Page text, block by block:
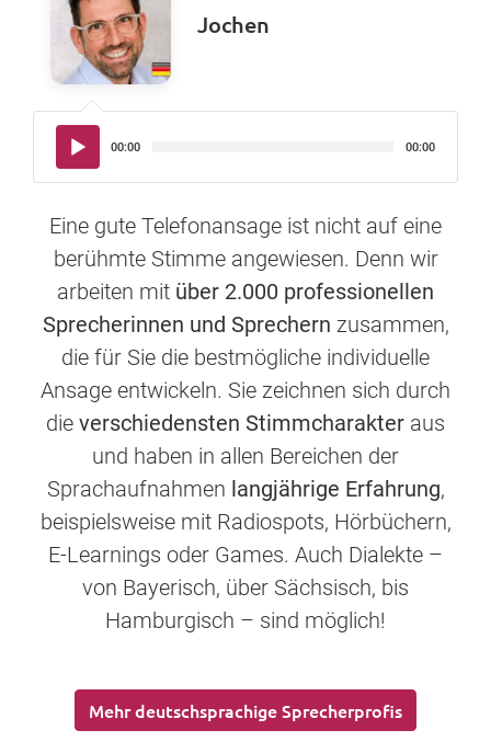
Jochen
Audio-
Player
00:00 00:00
Eine gute Telefonansage ist nicht auf eine
berühmte Stimme angewiesen. Denn wir
arbeiten mit über 2.000 professionellen
Sprecherinnen und Sprechern zusammen,
die für Sie die bestmögliche individuelle
Ansage entwickeln. Sie zeichnen sich durch
die verschiedensten Stimmcharakter aus
und haben in allen Bereichen der
Sprachaufnahmen langjährige Erfahrung,
beispielsweise mit Radiospots, Hörbüchern,
E-Learnings oder Games. Auch Dialekte –
von Bayerisch, über Sächsisch, bis
Hamburgisch – sind möglich!
Mehr deutschsprachige Sprecherprofis